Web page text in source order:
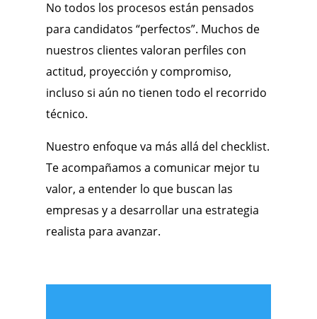
No todos los procesos están pensados
para candidatos “perfectos”. Muchos de
nuestros clientes valoran perfiles con
actitud, proyección y compromiso,
incluso si aún no tienen todo el recorrido
técnico.
Nuestro enfoque va más allá del checklist.
Te acompañamos a comunicar mejor tu
valor, a entender lo que buscan las
empresas y a desarrollar una estrategia
realista para avanzar.